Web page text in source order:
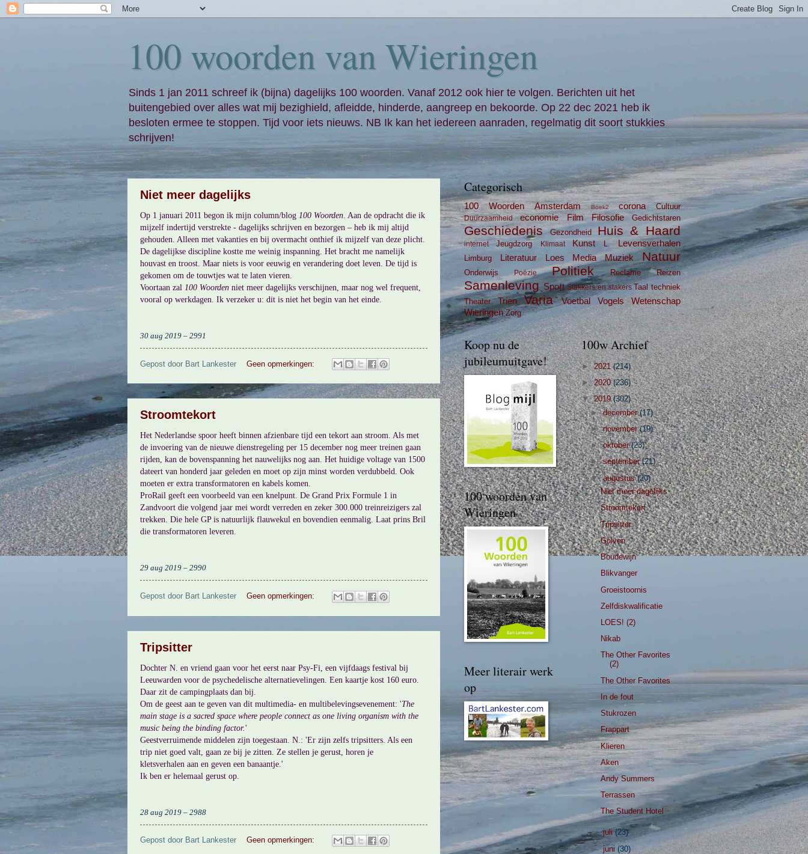
100 woorden van Wieringen
Sinds 1 jan 2011 schreef ik (bijna) dagelijks 100 woorden. Vanaf 2012 ook hier te volgen. Berichten uit het
buitengebied over alles wat mij bezighield, afleidde, hinderde, aangreep en bekoorde. Op 22 dec 2021 heb ik
besloten ermee te stoppen. Tijd voor iets nieuws. NB Ik kan het iedereen aanraden, regelmatig dit soort stukkies
schrijven!
Niet meer dagelijks
Op 1 januari 2011 begon ik mijn column/blog 100 Woorden . Aan de opdracht die ik
mijzelf indertijd verstrekte - dagelijks schrijven en bezorgen – heb ik mij altijd
gehouden. Alleen met vakanties en bij overmacht onthief ik mijzelf van deze plicht.
De dagelijkse discipline kostte me weinig inspanning. Het bracht me namelijk
houvast en troost. Maar niets is voor eeuwig en verandering doet leven. De tijd is
gekomen om de touwtjes wat te laten vieren.
Voortaan zal 100 Woorden niet meer dagelijks verschijnen, maar nog wel frequent,
vooral op werkdagen. Ik verzeker u: dit is niet het begin van het einde.
30 aug 2019 – 2991
Gepost door Bart Lankester Geen opmerkingen:
Stroomtekort
Het Nederlandse spoor heeft binnen afzienbare tijd een tekort aan stroom. Als met
de invoering van de nieuwe dienstregeling per 15 december nog meer treinen gaan
rijden, kan de bovenspanning het nauwelijks nog aan. Het huidige voltage van 1500
dateert van honderd jaar geleden en moet op zijn minst worden verdubbeld. Ook
moeten er extra transformatoren en kabels komen.
ProRail geeft een voorbeeld van een knelpunt. De Grand Prix Formule 1 in
Zandvoort die volgend jaar mei wordt verreden en zeker 300.000 treinreizigers zal
trekken. Die hele GP is natuurlijk flauwekul en bovendien eenmalig. Laat prins Bril
die transformatoren leveren.
29 aug 2019 – 2990
Gepost door Bart Lankester Geen opmerkingen:
Tripsitter
Dochter N. en vriend gaan voor het eerst naar Psy-Fi, een vijfdaags festival bij
Leeuwarden voor de psychedelische alternatievelingen. Een kaartje kost 160 euro.
Daar zit de campingplaats dan bij.
Om de geest aan te geven van dit multimedia- en multibelevingsevenement: 'The
main stage is a sacred space where people connect as one living organism with the
music being the binding factor.'
Geestverruimende middelen zijn toegestaan. N.: 'Er zijn zelfs tripsitters. Als een
trip niet goed valt, gaan ze bij je zitten. Ze stellen je gerust, horen je
kletsverhalen aan en geven een banaantje.'
Ik ben er helemaal gerust op.
28 aug 2019 – 2988
Gepost door Bart Lankester Geen opmerkingen:
Categorisch
100 Woorden Amsterdam Boek2 corona Cultuur
Duurzaamheid economie Film Filosofie Gedichtstaren
Geschiedenis Gezondheid Huis & Haard
internet Jeugdzorg Klimaat Kunst L. Levensverhalen
Limburg Literatuur Loes Media Muziek Natuur
Onderwijs Poëzie Politiek Reclame Reizen
Samenleving Sport Stakkers en stakers Taal techniek
Theater
Trien Varia Voetbal Vogels
Wetenschap
Wieringen Zorg
Koop nu de
jubileumuitgave!
100 woorden van
Wieringen
Meer literair werk
op
100w Archief
►2021(214)
►2020(236)
▼2019(302)
►december(17)
►november(19)
►oktober(23)
►september(21)
▼augustus(20)
Niet meer dagelijks
Stroomtekort
Tripsitter
Golven
Boudewijn
Blikvanger
Groeistoornis
Zelfdiskwalificatie
LOES! (2)
Nikab
The Other Favorites
(2)
The Other Favorites
In de fout
Stukrozen
Frappart
Klieren
Aken
Andy Summers
Terrassen
The Student Hotel
►juli(23)
►juni (30)